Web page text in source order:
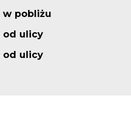
w pobliżu
od ulicy
od ulicy